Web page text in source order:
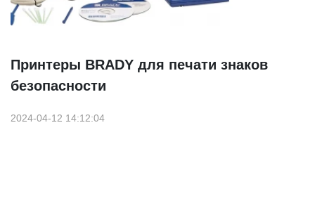
Принтеры BRADY для печати знаков
безопасности
2024-04-12 14:12:04